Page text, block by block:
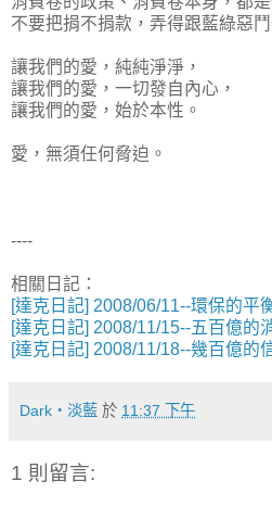
不要把捐不捐款，弄得跟藍綠惡
讓我們的愛，純純淨淨，
讓我們的愛，一切發自內心，
讓我們的愛，始於本性。
愛，無須任何脅迫。
----
相關日記：
[達克日記] 2008/06/11--環保的平
[達克日記] 2008/11/15--五百億的
[達克日記] 2008/11/18--幾百億的
Dark‧淡藍 於 11:37 下午
1 則留言: